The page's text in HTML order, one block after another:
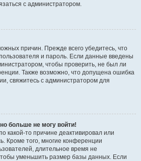
с администратором.
причин. Прежде всего убедитесь, что
и пароль. Если данные введены
чтобы проверить, не был ли
Также возможно, что допущена ошибка
свяжитесь с администратором для
больше не могу войти!
какой-то причине деактивировал или
Кроме того, многие конференции
длительное время не
уменьшить размер базы данных. Если